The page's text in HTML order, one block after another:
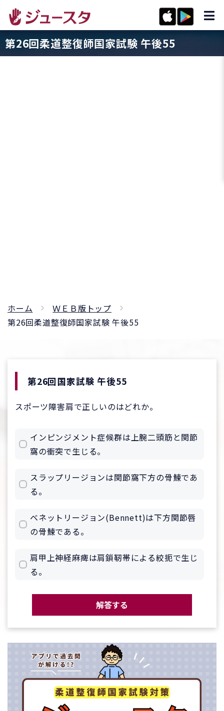
第26回柔道整復師国家試験 午後55
ホーム
ＷＥＢ版トップ
第26回柔道整復師国家試験 午後55
第26回国家試験 午後55
スポーツ障害肩で正しいのはどれか。
インピンジメント症候群は上腕二頭筋と関節
窩の衝突で生じる。
スラップリージョンは関節窩下方の骨鰊であ
る。
ベネットリージョン(Bennett)は下方関節唇
の骨鰊である。
肩甲上神経麻痺は肩鎖靭帯による絞扼で生じ
る。
解答する